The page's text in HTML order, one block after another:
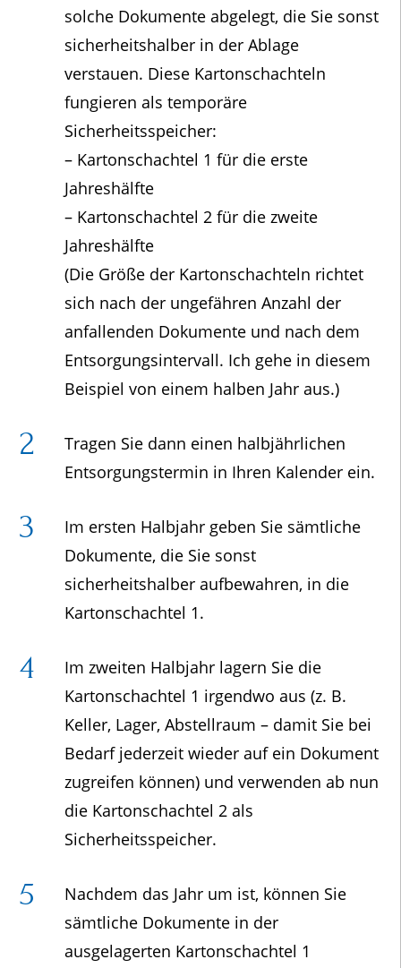
solche Dokumente abgelegt, die Sie sonst
sicherheitshalber in der Ablage
verstauen. Diese Kartonschachteln
fungieren als temporäre
Sicherheitsspeicher:
– Kartonschachtel 1 für die erste
Jahreshälfte
– Kartonschachtel 2 für die zweite
Jahreshälfte
(Die Größe der Kartonschachteln richtet
sich nach der ungefähren Anzahl der
anfallenden Dokumente und nach dem
Entsorgungsintervall. Ich gehe in diesem
Beispiel von einem halben Jahr aus.)
Tragen Sie dann einen halbjährlichen
Entsorgungstermin in Ihren Kalender ein.
Im ersten Halbjahr geben Sie sämtliche
Dokumente, die Sie sonst
sicherheitshalber aufbewahren, in die
Kartonschachtel 1.
Im zweiten Halbjahr lagern Sie die
Kartonschachtel 1 irgendwo aus (z. B.
Keller, Lager, Abstellraum – damit Sie bei
Bedarf jederzeit wieder auf ein Dokument
zugreifen können) und verwenden ab nun
die Kartonschachtel 2 als
Sicherheitsspeicher.
Nachdem das Jahr um ist, können Sie
sämtliche Dokumente in der
ausgelagerten Kartonschachtel 1